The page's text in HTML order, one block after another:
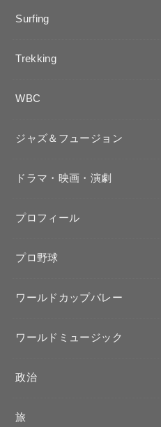
Surfing
Trekking
WBC
ジャズ＆フュージョン
ドラマ・映画・演劇
プロフィール
プロ野球
ワールドカップバレー
ワールドミュージック
政治
旅